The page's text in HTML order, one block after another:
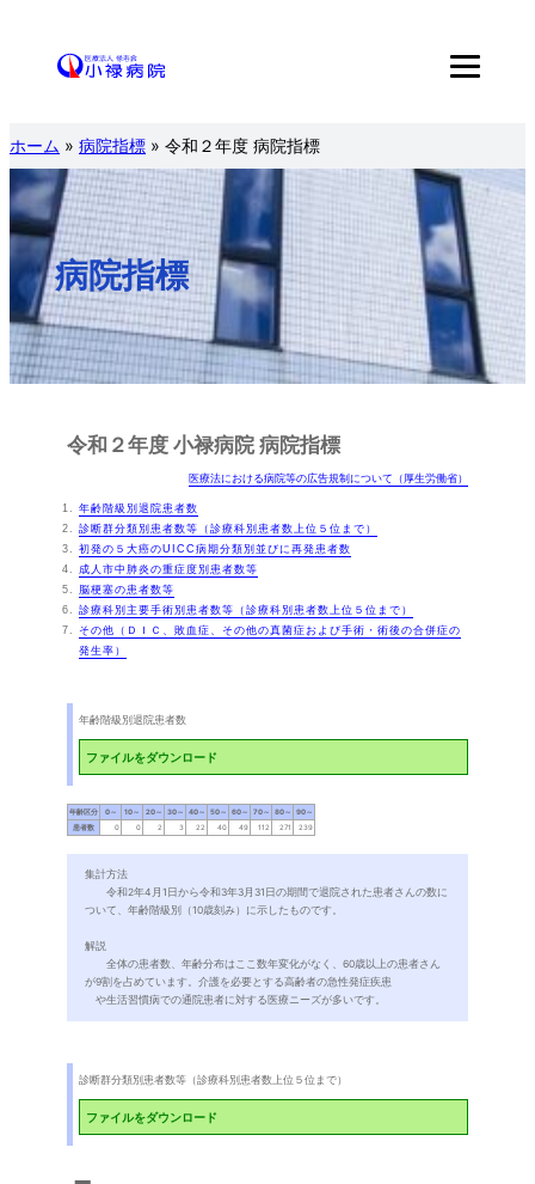
キ
ッ
プ
ホーム » 病院指標 » 令和２年度 病院指標
病院指標
令和２年度 小禄病院病院指標
医療法における病院等の広告規制について（厚生労働省）
年齢階級別退院患者数
診断群分類別患者数等（診療科別患者数上位５位まで）
初発の５大癌のUICC病期分類別並びに再発患者数
成人市中肺炎の重症度別患者数等
脳梗塞の患者数等
診療科別主要手術別患者数等（診療科別患者数上位５位まで）
その他（ＤＩＣ、敗血症、その他の真菌症および手術・術後の合併症の
発生率）
年齢階級別退院患者数
ファイルをダウンロード
集計方法
令和2年4月1日から令和3年3月31日の期間で退院された患者さんの数に
ついて、年齢階級別（10歳刻み）に示したものです。
解説
全体の患者数、年齢分布はここ数年変化がなく、60歳以上の患者さん
が9割を占めています。介護を必要とする高齢者の急性発症疾患
や生活習慣病での通院患者に対する医療ニーズが多いです。
診断群分類別患者数等（診療科別患者数上位５位まで）
ファイルをダウンロード